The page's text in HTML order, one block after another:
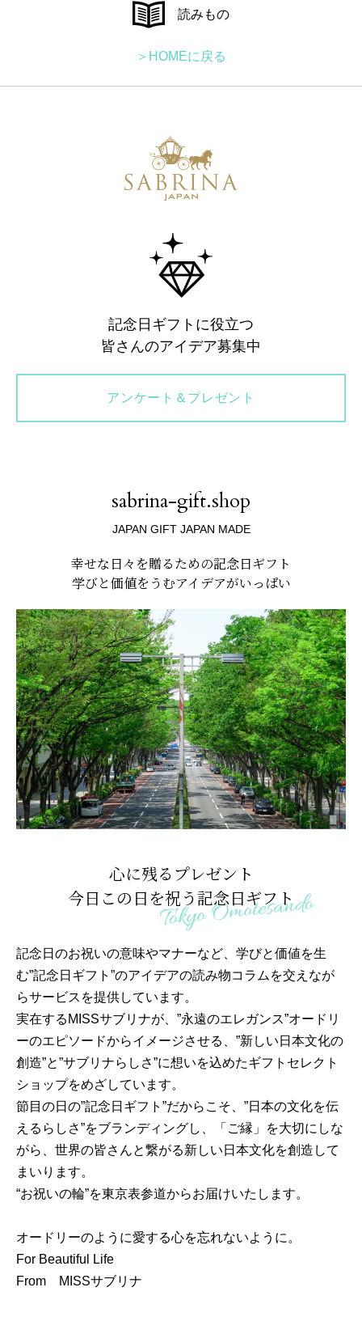
読みもの
＞HOMEに戻る
記念日ギフトに役立つ
皆さんのアイデア募集中
アンケート＆プレゼント
sabrina-gift.shop
JAPAN GIFT JAPAN MADE
幸せな日々を贈るための記念日ギフト
学びと価値をうむアイデアがいっぱい
心に残るプレゼント
今日この日を祝う記念日ギフト
記念日のお祝いの意味やマナーなど、学びと価値を生
む”記念日ギフト”のアイデアの読み物コラムを交えなが
らサービスを提供しています。
実在するMISSサブリナが、”永遠のエレガンス”オードリ
ーのエピソードからイメージさせる、”新しい日本文化の
創造”と”サブリナらしさ”に想いを込めたギフトセレクト
ショップをめざしています。
節目の日の”記念日ギフト”だからこそ、”日本の文化を伝
えるらしさ”をブランディングし、「ご縁」を大切にしな
がら、世界の皆さんと繋がる新しい日本文化を創造して
まいります。
“お祝いの輪”を東京表参道からお届けいたします。
オードリーのように愛する心を忘れないように。
For Beautiful Life
From MISSサブリナ